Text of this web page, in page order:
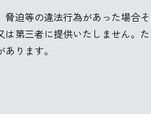
迫等の違法行為があった場合
第三者に提供いたしません。
ります。